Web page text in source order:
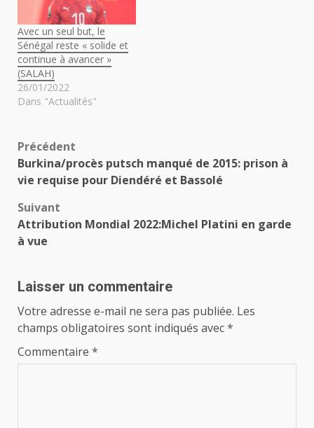
Avec un seul but, le
Sénégal reste « solide et
continue à avancer »
(SALAH)
26/01/2022
Dans "Actualités"
Navigation
d’article
Précédent
Burkina/procès putsch manqué de 2015: prison à
vie requise pour Diendéré et Bassolé
Suivant
Attribution Mondial 2022:Michel Platini en garde
à vue
Laisser un commentaire
Votre adresse e-mail ne sera pas publiée. Les
champs obligatoires sont indiqués avec*
Commentaire *